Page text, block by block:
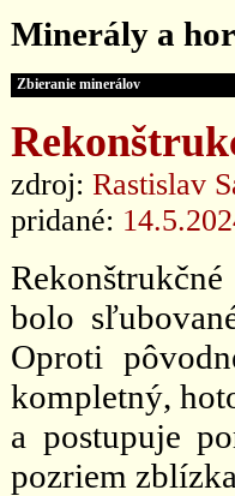
Minerály a
Zbieranie minerálov
zdroj: Rastislav
pridané:
bolo
Oproti
kompletný,
a postupuje
pozriem